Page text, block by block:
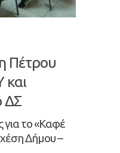
Πέτρου
ΔΣ
για το «Καφέ
Δήμου –